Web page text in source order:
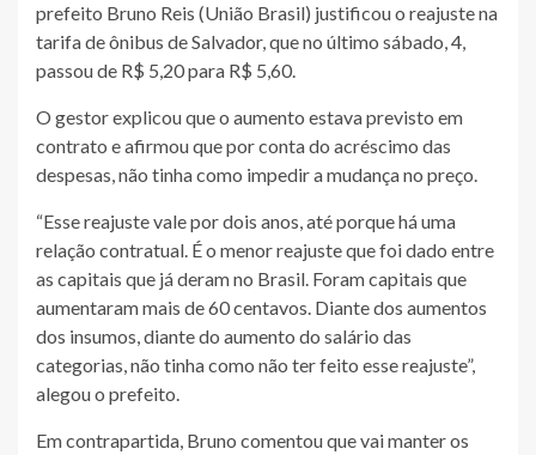
prefeito Bruno Reis (União Brasil) justificou o reajuste na
tarifa de ônibus de Salvador, que no último sábado, 4,
passou de R$ 5,20 para R$ 5,60.
O gestor explicou que o aumento estava previsto em
contrato e afirmou que por conta do acréscimo das
despesas, não tinha como impedir a mudança no preço.
“Esse reajuste vale por dois anos, até porque há uma
relação contratual. É o menor reajuste que foi dado entre
as capitais que já deram no Brasil. Foram capitais que
aumentaram mais de 60 centavos. Diante dos aumentos
dos insumos, diante do aumento do salário das
categorias, não tinha como não ter feito esse reajuste”,
alegou o prefeito.
Em contrapartida, Bruno comentou que vai manter os